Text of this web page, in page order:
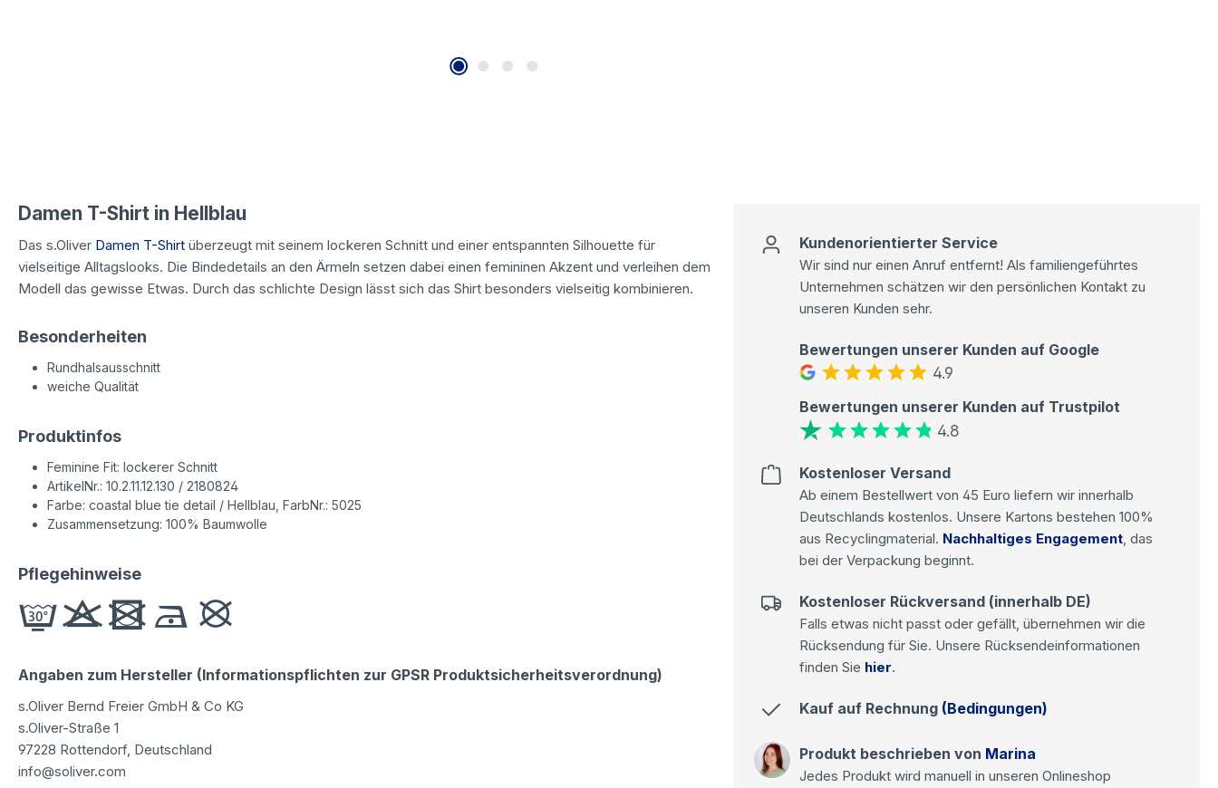
Damen T-Shirt in Hellblau
Das s.Oliver Damen T-Shirt überzeugt mit seinem lockeren Schnitt und einer entspannten Silhouette für
vielseitige Alltagslooks. Die Bindedetails an den Ärmeln setzen dabei einen femininen Akzent und verleihen dem
Modell das gewisse Etwas. Durch das schlichte Design lässt sich das Shirt besonders vielseitig kombinieren.
Besonderheiten
Rundhalsausschnitt
weiche Qualität
Produktinfos
Feminine Fit: lockerer Schnitt
ArtikelNr.: 10.2.11.12.130 / 2180824
Farbe: coastal blue tie detail / Hellblau, FarbNr.: 5025
Zusammensetzung: 100% Baumwolle
Pflegehinweise
Angaben zum Hersteller (Informationspflichten zur GPSR Produktsicherheitsverordnung)
s.Oliver Bernd Freier GmbH & Co KG
s.Oliver-Straße 1
97228 Rottendorf, Deutschland
info@soliver.com
Kundenorientierter Service
Wir sind nur einen Anruf entfernt! Als familiengeführtes
Unternehmen schätzen wir den persönlichen Kontakt zu
unseren Kunden sehr.
Bewertungen unserer Kunden auf Google
4.9
Bewertungen unserer Kunden auf Trustpilot
4.8
Kostenloser Versand
Ab einem Bestellwert von 45 Euro liefern wir innerhalb
Deutschlands kostenlos. Unsere Kartons bestehen 100%
aus Recyclingmaterial. Nachhaltiges Engagement, das
bei der Verpackung beginnt.
Kostenloser Rückversand (innerhalb DE)
Falls etwas nicht passt oder gefällt, übernehmen wir die
Rücksendung für Sie. Unsere Rücksendeinformationen
finden Sie hier.
Kauf auf Rechnung (Bedingungen)
Produkt beschrieben von Marina
Jedes Produkt wird manuell in unseren Onlineshop